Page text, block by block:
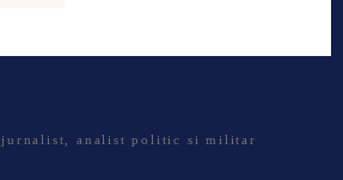
jurnalist, analist politic si militar